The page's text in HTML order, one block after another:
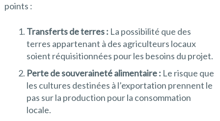
points :
Transferts de terres : La possibilité que des
terres appartenant à des agriculteurs locaux
soient réquisitionnées pour les besoins du projet.
Perte de souveraineté alimentaire : Le risque que
les cultures destinées à l’exportation prennent le
pas sur la production pour la consommation
locale.